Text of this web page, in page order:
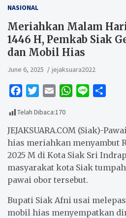
NASIONAL
Meriahkan Malam
1446 H, Pemkab Siak
dan Mobil Hias
June 6, 2025 jejaksuara2022
c
e
b
o
o
k
i
t
t
e
r
a
i
l
W
t
s
A
p
p
e
r
e
Telah Dibaca:170
JEJAKSUARA.COM (Siak)-
hias meriahkan menyambut
2025 M di Kota Siak Sri
masyarakat kota Siak
pawai obor tersebut.
Bupati Siak Afni usai
mobil hias menyempatkan